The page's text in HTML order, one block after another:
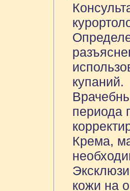
купаний.
периода
Крема,
кожи на